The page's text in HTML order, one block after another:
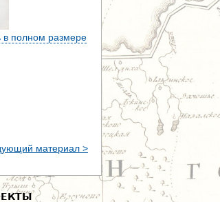
в полном размере
материал >